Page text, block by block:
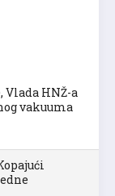
Vlada HNŽ-a
vakuuma